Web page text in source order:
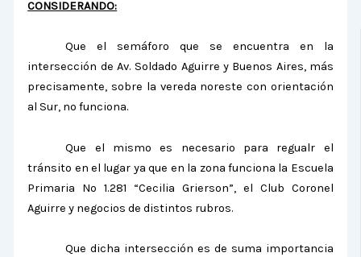
CONSIDERANDO:
Que el semáforo que se encuentra en la
intersección de Av.Soldado Aguirre y Buenos Aires, más
precisamente, sobre la vereda noreste con orientación
al Sur, no funciona.
Que el mismo es necesario para regualr el
tránsito en el lugar ya que en la zona funciona la Escuela
Primaria Nº 1.281 “Cecilia Grierson”, el Club Coronel
Aguirre y negocios de distintos rubros.
Que dicha intersección es de suma importancia